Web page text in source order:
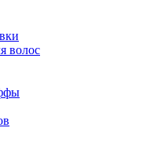
волос